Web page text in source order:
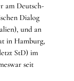
am Deutsch-
Dialog
und an
in Hamburg,
StD) im
seit